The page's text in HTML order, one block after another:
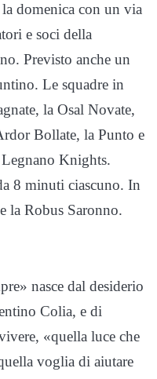
domenica con un via
e soci della
Previsto anche un
Le squadre in
la Osal Novate,
Bollate, la Punto e
Knights.
8 minuti ciascuno. In
la Robus Saronno.
nasce dal desiderio
Colia, e di
«quella luce che
voglia di aiutare